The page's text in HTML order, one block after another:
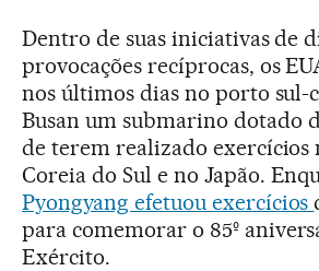
Dentro de suas iniciativas de
provocações recíprocas, os
nos últimos dias no porto sul-
Busan um submarino dotado
de terem realizado exercícios
Coreia do Sul e no Japão.
Pyongyang efetuou exercícios
para comemorar o 85º
Exército.